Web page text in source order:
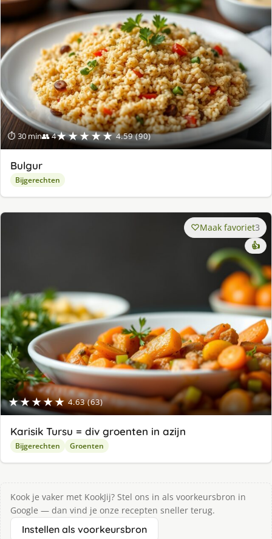
⏱ 30 min👥 4★★★★★ 4.59 (90)
Bulgur
Bijgerechten
★★★★★ 4.63 (63)
Maak favoriet3
👍
Karisik Tursu = div groenten in azijn
Bijgerechten Groenten
Kook je vaker met KookJij? Stel ons in als voorkeursbron in
Google — dan vind je onze recepten sneller terug.
Instellen als voorkeursbron